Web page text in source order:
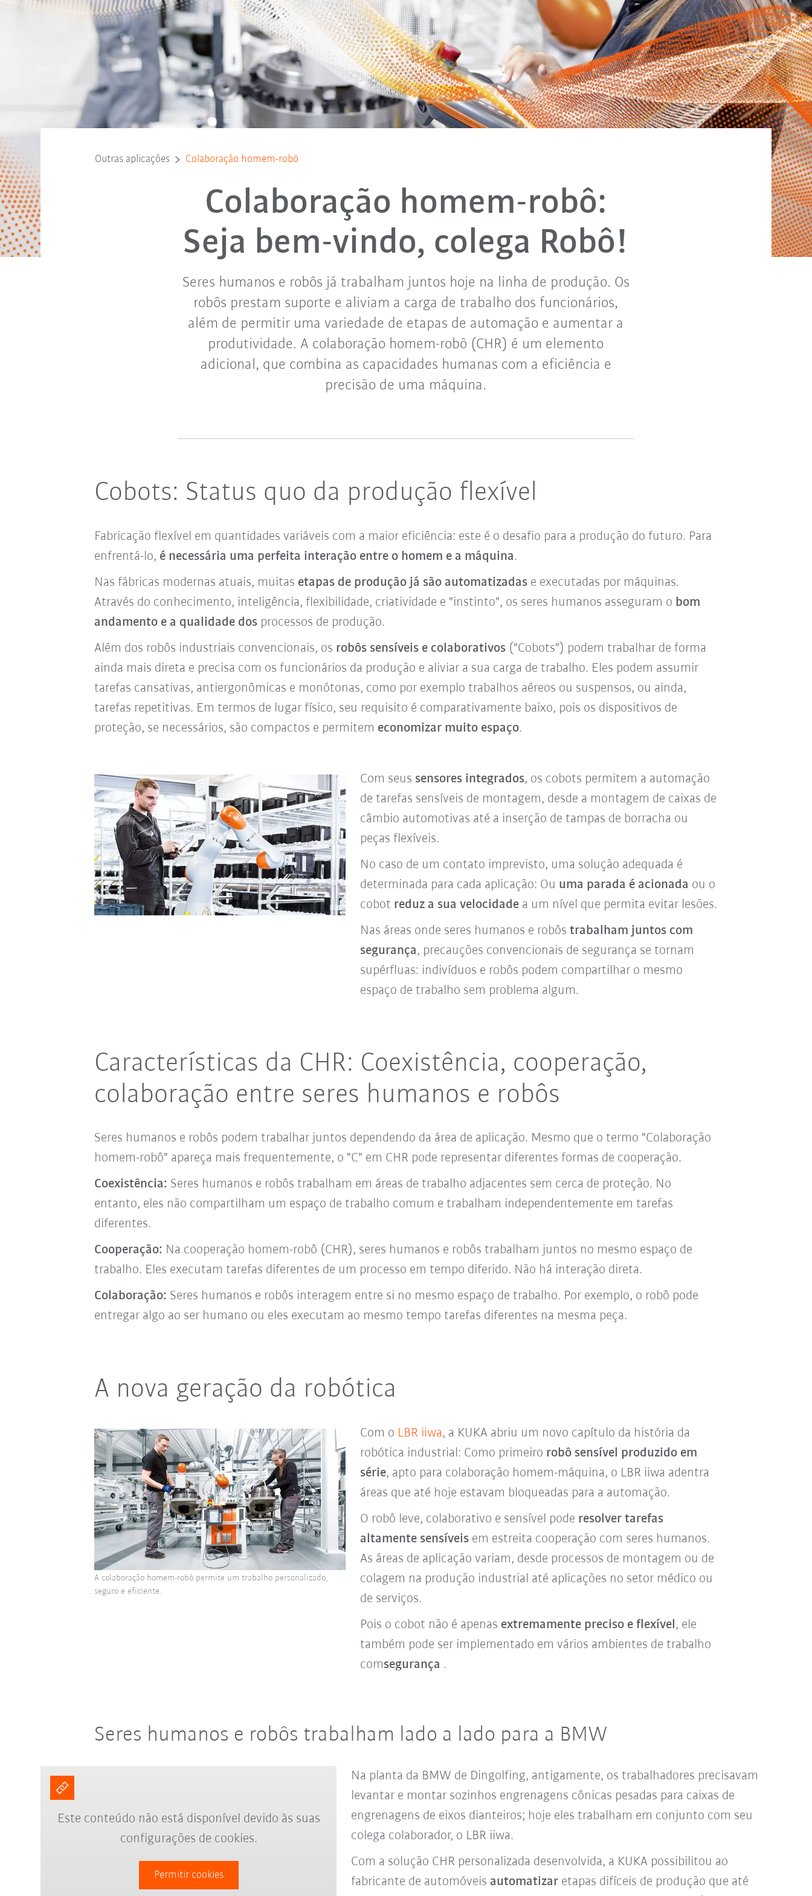
Outras aplicações Colaboração homem-robô
Colaboração homem-robô:
Seja bem-vindo, colega Robô!
Seres humanos e robôs já trabalham juntos hoje na linha de produção. Os
robôs prestam suporte e aliviam a carga de trabalho dos funcionários,
além de permitir uma variedade de etapas de automação e aumentar a
produtividade. A colaboração homem-robô (CHR) é um elemento
adicional, que combina as capacidades humanas com a eficiência e
precisão de uma máquina.
Cobots: Status quo da produção flexível
Fabricação flexível em quantidades variáveis com a maior eficiência: este é o desafio para a produção do futuro. Para
enfrentá-lo, é necessária uma perfeita interação entre o homem e a máquina.
Nas fábricas modernas atuais, muitas etapas de produção já são automatizadase executadas por máquinas.
Através do conhecimento, inteligência, flexibilidade, criatividade e "instinto", os seres humanos asseguram o bom
andamento e a qualidade dosprocessos de produção.
Além dos robôs industriais convencionais, os robôs sensíveis e colaborativos("Cobots") podem trabalhar de forma
ainda mais direta e precisa com os funcionários da produção e aliviar a sua carga de trabalho. Eles podem assumir
tarefas cansativas, antiergonômicas e monótonas, como por exemplo trabalhos aéreos ou suspensos, ou ainda,
tarefas repetitivas. Em termos de lugar físico, seu requisito é comparativamente baixo, pois os dispositivos de
proteção, se necessários, são compactos e permitem economizar muito espaço.
Com seus sensores integrados, os cobots permitem a automação
de tarefas sensíveis de montagem, desde a montagem de caixas de
câmbio automotivas até a inserção de tampas de borracha ou
peças flexíveis.
No caso de um contato imprevisto, uma solução adequada é
determinada para cada aplicação: Ou uma parada é acionada ou o
cobot reduz a sua velocidadea um nível que permita evitar lesões.
Nas áreas onde seres humanos e robôs trabalham juntos com
segurança, precauções convencionais de segurança se tornam
supérfluas: indivíduos e robôs podem compartilhar o mesmo
espaço de trabalho sem problema algum.
Características da CHR: Coexistência, cooperação,
colaboração entre seres humanos e robôs
Seres humanos e robôs podem trabalhar juntos dependendo da área de aplicação. Mesmo que o termo "Colaboração
homem-robô" apareça mais frequentemente, o "C" em CHR pode representar diferentes formas de cooperação.
Coexistência: Seres humanos e robôs trabalham em áreas de trabalho adjacentes sem cerca de proteção. No
entanto, eles não compartilham um espaço de trabalho comum e trabalham independentemente em tarefas
diferentes.
Cooperação: Na cooperação homem-robô (CHR), seres humanos e robôs trabalham juntos no mesmo espaço de
trabalho. Eles executam tarefas diferentes de um processo em tempo diferido. Não há interação direta.
Colaboração: Seres humanos e robôs interagem entre si no mesmo espaço de trabalho. Por exemplo, o robô pode
entregar algo ao ser humano ou eles executam ao mesmo tempo tarefas diferentes na mesma peça.
A nova geração da robótica
Com o LBR iiwa, a KUKA abriu um novo capítulo da história da
robótica industrial: Como primeiro robô sensível produzido em
série, apto para colaboração homem-máquina, o LBR iiwa adentra
áreas que até hoje estavam bloqueadas para a automação.
O robô leve, colaborativo e sensível pode resolver tarefas
altamente sensíveisem estreita cooperação com seres humanos.
As áreas de aplicação variam, desde processos de montagem ou de
colagem na produção industrial até aplicações no setor médico ou
de serviços.
Pois o cobot não é apenas extremamente preciso e flexível, ele
também pode ser implementado em vários ambientes de trabalho
comsegurança .
A colaboração homem-robô permite um trabalho personalizado,
seguro e eficiente.
Seres humanos e robôs trabalham lado a lado para a BMW
Na planta da BMW de Dingolfing, antigamente, os trabalhadores precisavam
levantar e montar sozinhos engrenagens cônicas pesadas para caixas de
engrenagens de eixos dianteiros; hoje eles trabalham em conjunto com seu
colega colaborador, o LBR iiwa.
Com a solução CHR personalizada desenvolvida, a KUKA possibilitou ao
fabricante de automóveis automatizar etapas difíceis de produção que até
Este conteúdo não está disponível devido às suas
configurações de cookies.
Permitir cookies